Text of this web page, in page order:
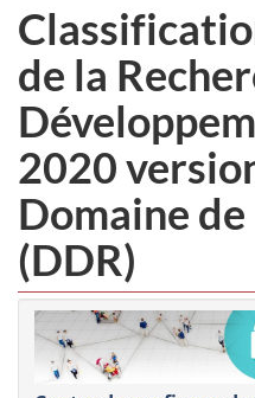
de la
2020
Domaine
(DDR)